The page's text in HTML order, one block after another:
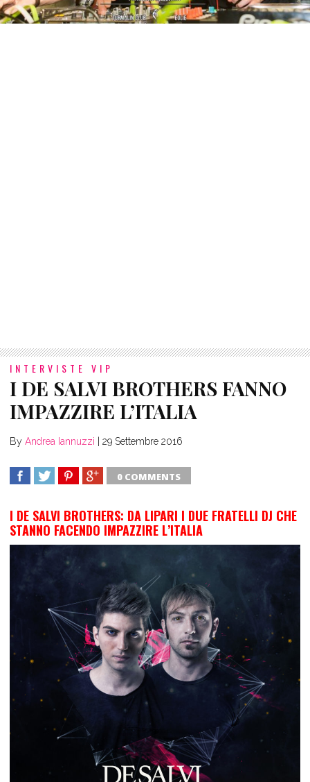
INTERVISTE VIP
I DE SALVI BROTHERS FANNO
IMPAZZIRE L’ITALIA
By Andrea Iannuzzi 29 Settembre 2016
0 COMMENTS
I DE SALVI BROTHERS: DA LIPARI I DUE FRATELLI DJ CHE
STANNO FACENDO IMPAZZIRE L’ITALIA